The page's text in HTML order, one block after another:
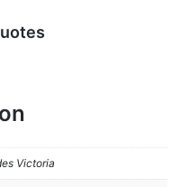
Victoria